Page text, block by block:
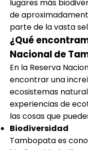
lugares más
de
parte de la vasta
¿Qué
Nacional de
En la Reserva
encontrar una
ecosistemas
experiencias de
las cosas que
Biodiversidad
Tambopata es